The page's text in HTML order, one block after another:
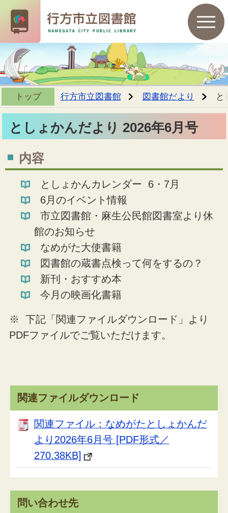
トップ 行方市立図書館 図書館だより と
としょかんだより 2026年6月号
内容
としょかんカレンダー 6・7月
6月のイベント情報
市立図書館・麻生公民館図書室より休
館のお知らせ
なめがた大使書籍
図書館の蔵書点検って何をするの？
新刊・おすすめ本
今月の映画化書籍
※ 下記「関連ファイルダウンロード」より
PDFファイルでご覧いただけます。
関連ファイルダウンロード
関連ファイル：なめがたとしょかんだ
より2026年6月号 [PDF形式／
270.38KB]
問い合わせ先